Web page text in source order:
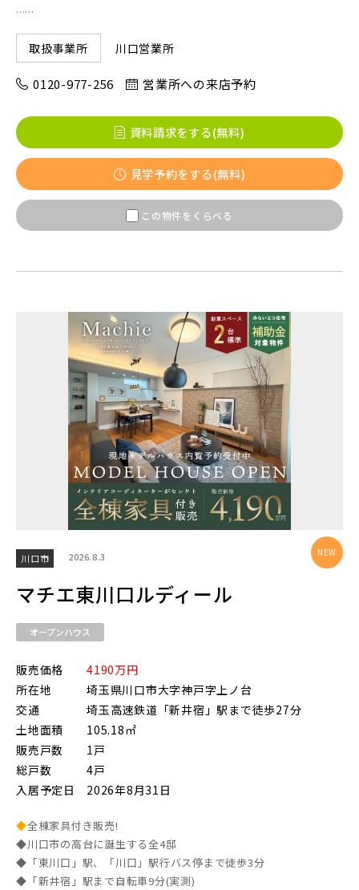
......
取扱事業所 川口営業所
0120-977-256 営業所への来店予約
資料請求をする(無料)
見学予約をする(無料)
この物件をくらべる
川口市 2026.8.3
マチエ東川口ルディール
オープンハウス
販売価格
4190万円
所在地
埼玉県川口市大字神戸字上ノ台
交通
埼玉高速鉄道「新井宿」駅まで徒歩27分
土地面積
105.18㎡
販売戸数
1戸
総戸数
4戸
入居予定日
2026年8月31日
◆全棟家具付き販売!
◆川口市の高台に誕生する全4邸
◆「東川口」駅、「川口」駅行バス停まで徒歩3分
◆「新井宿」駅まで自転車9分(実測)